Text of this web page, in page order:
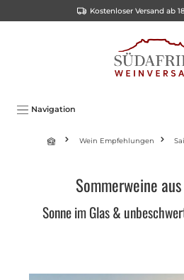
Kostenloser Versand ab
Navigation
Wein Empfehlungen
Sommerweine
Sonne im Glas &